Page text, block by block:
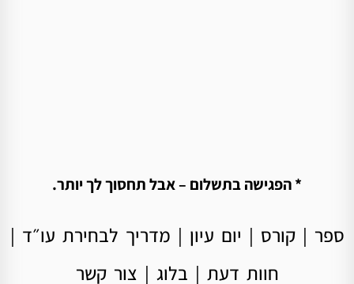
* הפגישה בתשלום – אבל תחסוך לך יותר.
ספר |קורס | יום עיון | מדריך לבחירת עו״ד |
חוות דעת | בלוג | צור קשר